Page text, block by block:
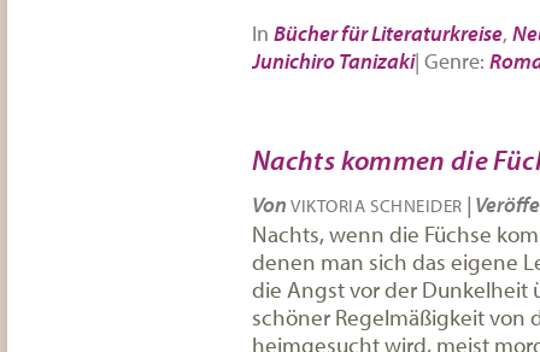
In Bücher für Literaturkreise,
Junichiro Tanizaki| Genre:
Nachts kommen die
Von VIKTORIA SCHNEIDER |
Nachts, wenn die Füchse
denen man sich das eigene
die Angst vor der Dunkelheit
schöner Regelmäßigkeit von
heimgesucht wird, meist